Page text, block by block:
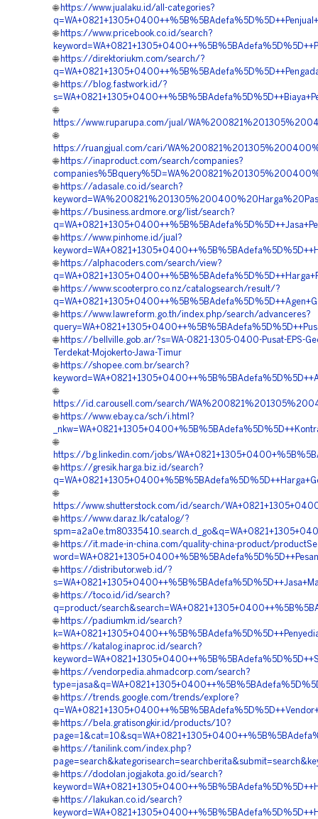
🌐 https://www.jualaku.id/all-categories?
🌐 https://www.pricebook.co.id/search?
🌐 https://direktoriukm.com/search/?
🌐 https://blog.fastwork.id/?
🌐
https://www.ruparupa.com/jual/
🌐
https://ruangjual.com/cari/
🌐 https://inaproduct.com/search/companies?
🌐 https://adasale.co.id/search?
🌐 https://business.ardmore.org/list/search?
🌐 https://www.pinhome.id/jual?
🌐 https://alphacoders.com/search/view?
🌐 https://www.scooterpro.co.nz/catalogsearch/result/?
🌐 https://www.lawreform.go.th/index.php/search/advanceres?
🌐 https://bellville.gob.ar/?s=WA-0821-1305-0400-Pusat-EPS-
Terdekat-Mojokerto-Jawa-Timur
🌐 https://shopee.com.br/search?
🌐
https://id.carousell.com/search/
🌐 https://www.ebay.ca/sch/i.html?
🌐
https://bg.linkedin.com/jobs/
🌐 https://gresik.harga.biz.id/search?
🌐
https://www.shutterstock.com/id/search/
🌐 https://www.daraz.lk/catalog/?
🌐 https://it.made-in-china.com/quality-china-product/
🌐 https://distributor.web.id/?
🌐 https://toco.id/id/search?
q=product/
🌐 https://padiumkm.id/search?
🌐 https://katalog.inaproc.id/search?
🌐 https://vendorpedia.ahmadcorp.com/search?
🌐 https://trends.google.com/trends/explore?
🌐 https://bela.gratisongkir.id/products/10?
🌐 https://tanilink.com/index.php?
🌐 https://dodolan.jogjakota.go.id/search?
🌐 https://lakukan.co.id/search?